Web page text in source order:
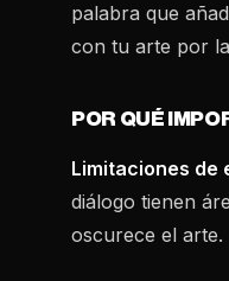
palabra que
con tu arte por
POR QUÉ
Limitaciones de
diálogo tienen
oscurece el arte.